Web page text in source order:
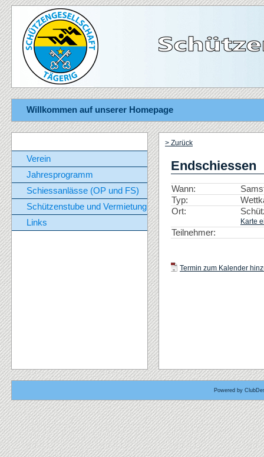
Willkommen auf unserer Homepage
Verein
Jahresprogramm
Schiessanlässe (OP und FS)
Schützenstube und Vermietung
Links
> Zurück
Endschiessen
Wann:
Typ:
Ort:
Karte
Teilnehmer:
Termin zum Kalender
Powered by